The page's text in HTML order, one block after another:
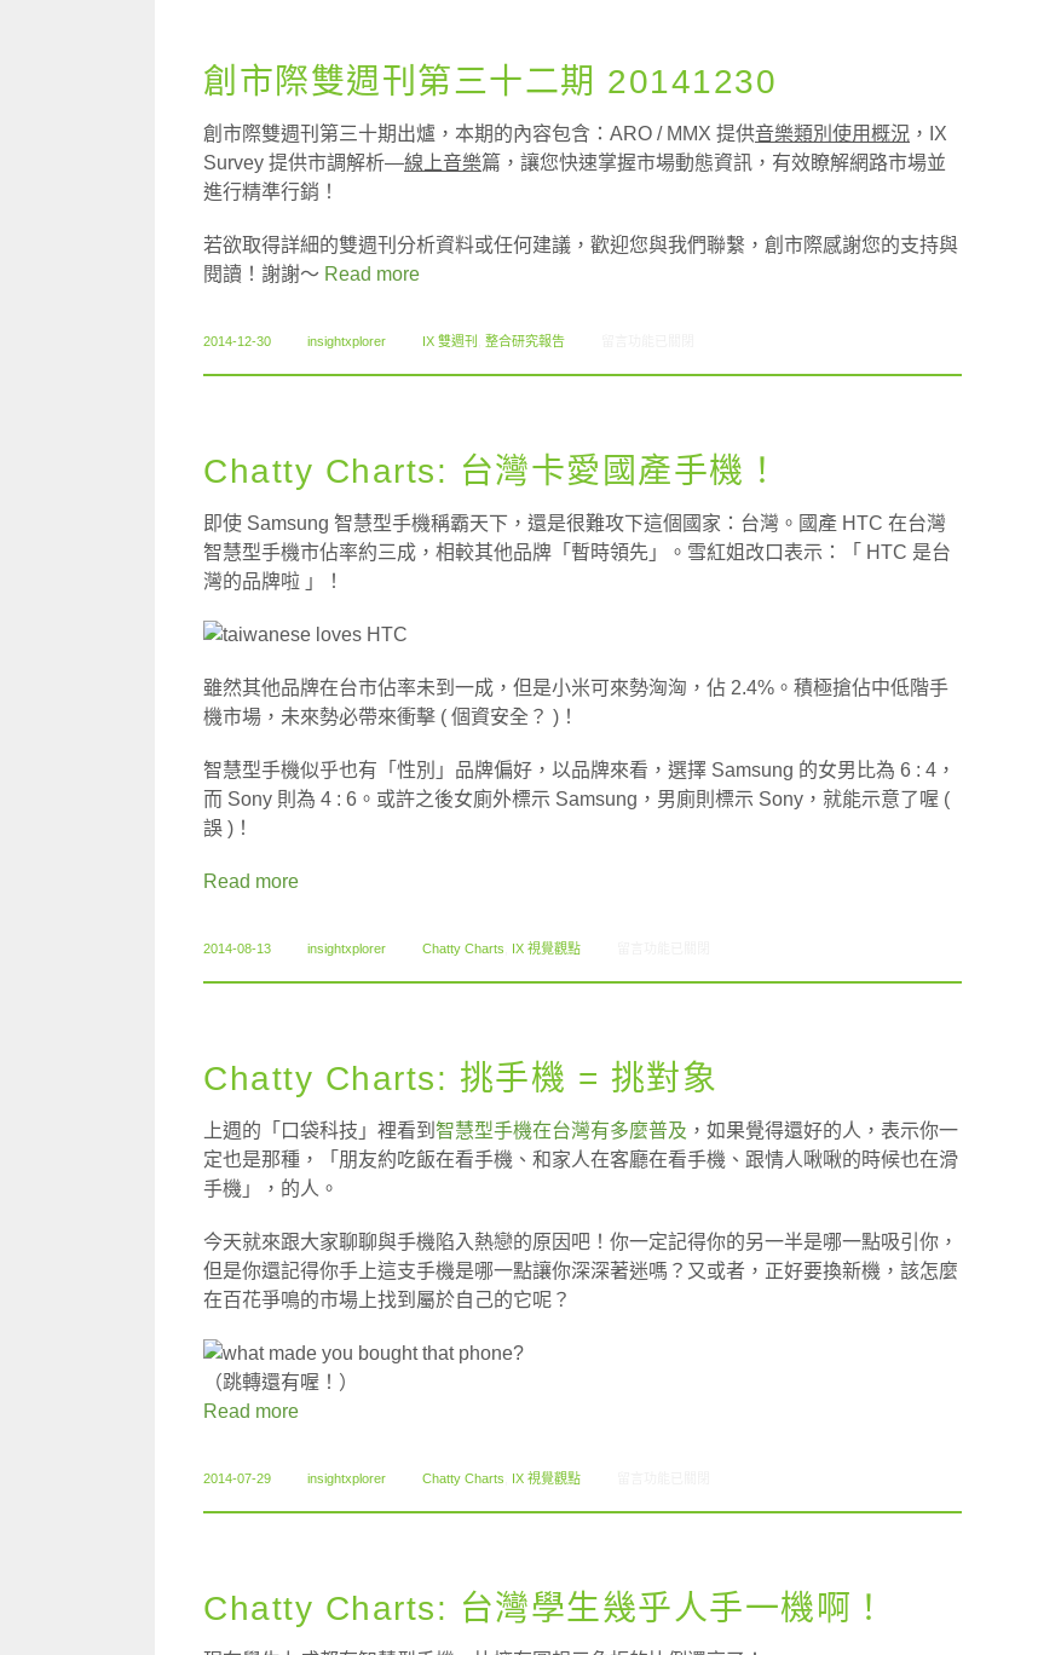
創市際雙週刊第三十二期 20141230
創市際雙週刊第三十期出爐，本期的內容包含：ARO / MMX 提供音樂類別使用概況 ，IX
Survey 提供市調解析—線上音樂篇，讓您快速掌握市場動態資訊，有效瞭解網路市場並
進行精準行銷！
若欲取得詳細的雙週刊分析資料或任何建議，歡迎您與我們聯繫，創市際感謝您的支持與
閱讀！謝謝～ Read more
2014-12-30 insightxplorer IX 雙週刊 整合研究報告
Chatty Charts: 台灣卡愛國產手機！
即使 Samsung 智慧型手機稱霸天下，還是很難攻下這個國家：台灣。國產 HTC 在台灣
智慧型手機市佔率約三成，相較其他品牌「暫時領先」。雪紅姐改口表示：「 HTC 是台
灣的品牌啦 」！
雖然其他品牌在台市佔率未到一成，但是小米可來勢洶洶，佔 2.4%。積極搶佔中低階手
機市場，未來勢必帶來衝擊 ( 個資安全？ )！
智慧型手機似乎也有「性別」品牌偏好，以品牌來看，選擇 Samsung 的女男比為 6 : 4，
而 Sony 則為 4 : 6。或許之後女廁外標示 Samsung，男廁則標示 Sony，就能示意了喔 (
誤 )！
Read more
2014-08-13 insightxplorer Chatty Charts IX 視覺觀點
Chatty Charts: 挑手機 = 挑對象
上週的「口袋科技」裡看到 智慧型手機在台灣有多麼普及 ，如果覺得還好的人，表示你一
定也是那種，「朋友約吃飯在看手機、和家人在客廳在看手機、跟情人啾啾的時候也在滑
手機」，的人。
今天就來跟大家聊聊與手機陷入熱戀的原因吧！你一定記得你的另一半是哪一點吸引你，
但是你還記得你手上這支手機是哪一點讓你深深著迷嗎？又或者，正好要換新機，該怎麼
在百花爭鳴的市場上找到屬於自己的它呢？
（跳轉還有喔！）
Read more
2014-07-29 insightxplorer Chatty Charts IX 視覺觀點
Chatty Charts: 台灣學生幾乎人手一機啊！